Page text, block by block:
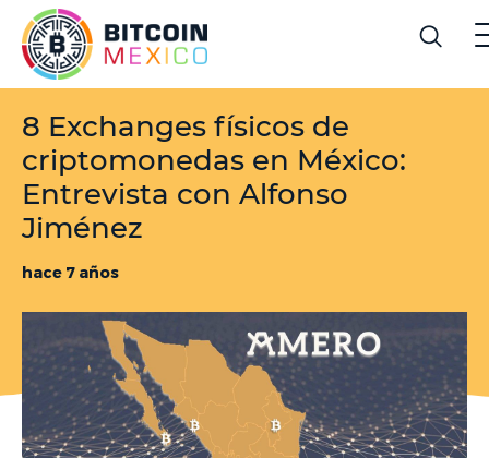
8 Exchanges físicos de
criptomonedas en México:
Entrevista con Alfonso
Jiménez
hace 7 años